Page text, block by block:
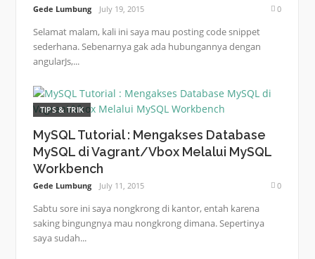
Gede Lumbung July 19, 2015 0
Selamat malam, kali ini saya mau posting code snippet
sederhana. Sebenarnya gak ada hubungannya dengan
angularJs,...
TIPS & TRIK
MySQL Tutorial : Mengakses Database
MySQL di Vagrant/Vbox Melalui MySQL
Workbench
Gede Lumbung July 11, 2015 0
Sabtu sore ini saya nongkrong di kantor, entah karena
saking bingungnya mau nongkrong dimana. Sepertinya
saya sudah...